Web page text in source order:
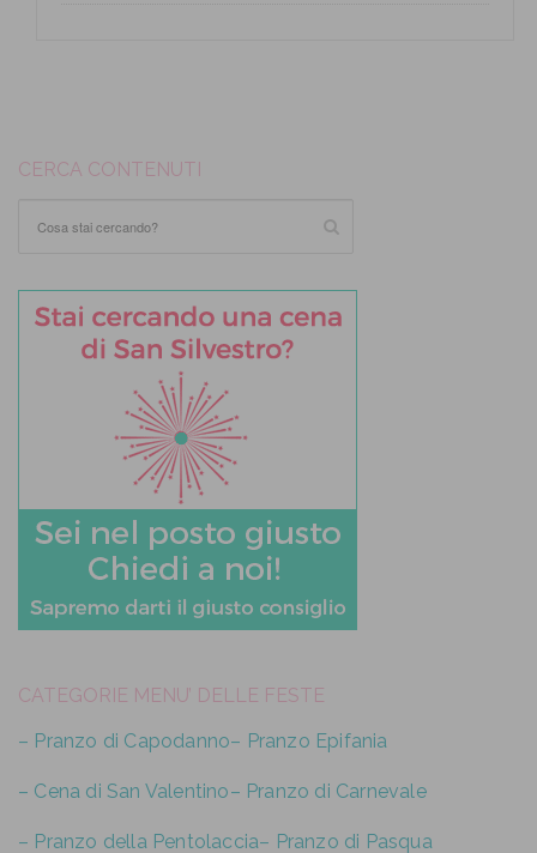
CERCA CONTENUTI
CATEGORIE MENU’ DELLE FESTE
– Pranzo di Capodanno– Pranzo Epifania
– Cena di San Valentino– Pranzo di Carnevale
– Pranzo della Pentolaccia– Pranzo di Pasqua